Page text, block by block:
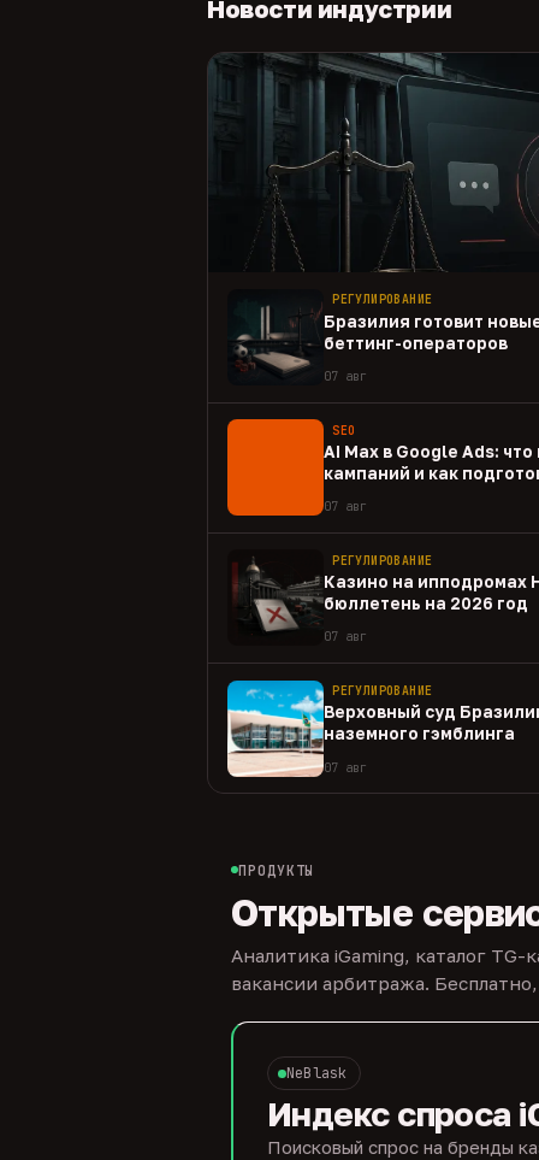
Новости индустрии
РЕГУЛИРОВАНИЕ
Бразилия готовит
беттинг-операторов
07 авг
SEO
AI Max в Google Ads:
кампаний и как
07 авг
РЕГУЛИРОВАНИЕ
Казино на ипподромах
бюллетень на 2026 год
07 авг
РЕГУЛИРОВАНИЕ
Верховный суд
наземного гэмблинга
07 авг
ПРОДУКТЫ
Открытые
Аналитика iGaming, каталог
вакансии арбитража.
NeBlask
Индекс спроса
Поисковый спрос на бренды